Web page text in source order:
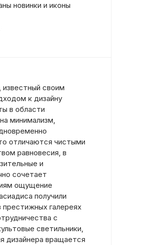
новинки и иконы
известный своим
к дизайну
в области
минимализм,
отличаются чистыми
равновесия, в
и
сочетает
ощущение
получили
галереях
с
светильники,
дизайнера вращается